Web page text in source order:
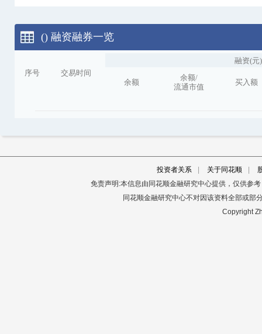
() 融资融券一览
序号 交易时间
融资(元)
余额
余额/
流通市值
买入额
投资者关系 关于同花顺
免责声明:本信息由同花顺金融研究中心提供，仅供参
同花顺金融研究中心不对因该资料全部或部
Copyright